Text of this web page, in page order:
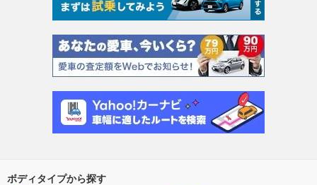
ボディタイプから探す